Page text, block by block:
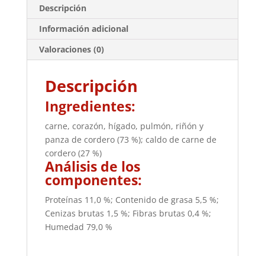
Descripción
Información adicional
Valoraciones (0)
Descripción
Ingredientes:
carne, corazón, hígado, pulmón, riñón y
panza de cordero (73 %); caldo de carne de
cordero (27 %)
Análisis de los
componentes:
Proteínas 11,0 %; Contenido de grasa 5,5 %;
Cenizas brutas 1,5 %; Fibras brutas 0,4 %;
Humedad 79,0 %